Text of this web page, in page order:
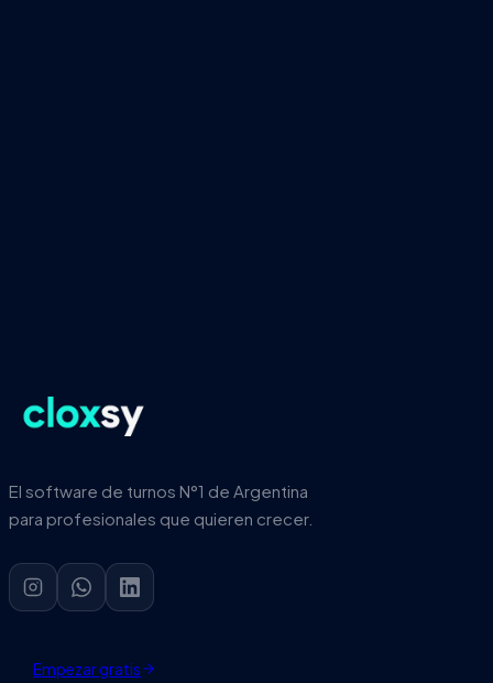
El software de turnos N°1 de Argentina
para profesionales que quieren crecer.
Empezar gratis